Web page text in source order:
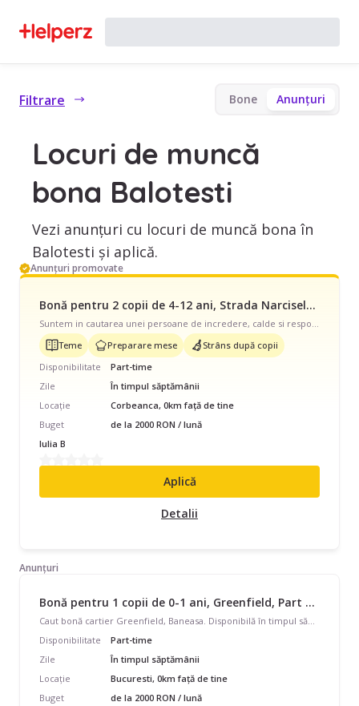
Filtrare Bone Anunțuri
Locuri de muncă
bona Balotesti
Vezi anunțuri cu locuri de muncă bona în
Balotesti și aplică.
Anunțuri promovate
Bonă pentru 2 copii de 4-12 ani, Strada Narciselor, Part Time, începând cu 2000 lei/lună
Suntem in cautarea unei persoane de incredere, calde si responsabile, care sa ne ajute cu cei doi copii (8 ani, respectiv 4 ani). Program: Luni – Joi, intre 15:00 si 19:00 (4 ore/zi); Posibilitate de extindere a programului la 8 ore/zi (5 zile / saptamana) in perioadele in care copilul mic este bolnav si in vacantele scolare. Responsabilitati principale: Pregatirea mesei si servirea mesei dupa ce copiii revin de la scoala (cel mare ajunge acasa in jurul orei 15:30/16:30, in functie de zi, cel mic termina gradinita dupa 17:30); Pregatirea pachetelului pentru scoala pentru ziua urmatoare; Pregatirea hainutelor; Sprijin in efectuarea temelor (clasa a II-a); Insotirea copiilor la diverse activitati extrascolare. In perioadele de boala/vacanta copii: Supravegherea si ingrijirea lor; Administrarea mesei si a medicatiei (conform indicatiilor parintilor); Organizarea de activitati potrivite varstei: teme, desen, citit, jocuri etc.. Ne dorim o persoana care: Este responsabila, rabdatoare si implicata; Iubeste copiii si are experienta in ingrijirea lor; Este punctuala. Ce oferim? Un mediu de lucru placut si respectuos; Remuneratie motivanta, stabilita in functie de experienta si responsabilitati. Daca acest rol vi se potriveste sau cunoasteti pe cineva interesat, ne-ar face placere sa discutam.
Teme
Preparare mese
Strâns după copii
Disponibilitate
Part-time
Zile
În timpul săptămânii
Locație
Corbeanca, 0km față de tine
Buget
de la 2000 RON / lună
Iulia B
Aplică
Detalii
Anunțuri
Bonă pentru 1 copii de 0-1 ani, Greenfield, Part Time, începând cu 2000 lei/lună
Disponibilitate
Part-time
Zile
În timpul săptămânii
Locație
Bucuresti, 0km față de tine
Buget
de la 2000 RON / lună